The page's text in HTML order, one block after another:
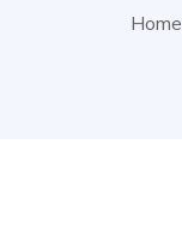
Home